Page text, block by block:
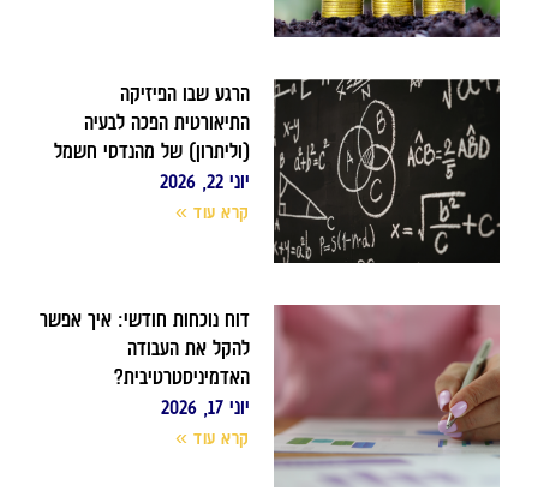
הרגע שבו הפיזיקה
התיאורטית הפכה לבעיה
(וליתרון) של מהנדסי חשמל
יוני 22, 2026
קרא עוד »
דוח נוכחות חודשי: איך אפשר
להקל את העבודה
האדמיניסטרטיבית?
יוני 17, 2026
קרא עוד »